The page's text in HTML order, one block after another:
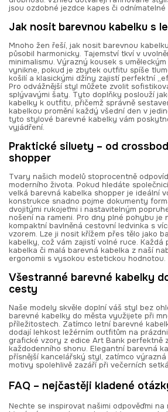
jsou ozdobné jezdce kapes či odnímatelné
Jak nosit barevnou kabelku s
Mnoho žen řeší, jak nosit barevnou
působil harmonicky. Tajemství tkví v
minimalismu. Výrazný kousek s
vynikne, pokud je zbytek outfitu spíše
košilí a klasickými džíny zajistí perfektní
Pro odvážnější styl můžete zvolit
splývavými šaty. Tyto doplňky poslouží
kabelky k outfitu, přičemž správně
kabelkou promění každý všední den v
tyto stylové barevné kabelky vám
vyjádření.
Praktické siluety – od
shopper
Tvary našich modelů stoprocentně
moderního života. Pokud hledáte
velká barevná kabelka shopper je ideální
konstrukce snadno pojme dokumenty
dvojitými rukojeťmi i nastavitelným
nošení na rameni. Pro dny plné pohybu je
kompaktní bavlněná cestovní ledvinka s
vzorem. Lze ji nosit křížem přes tělo jako
kabelky, což vám zajistí volné ruce. Každá
kabelka či malá barevná kabelka z naší
ergonomii s vysokou estetickou hodnotou.
Všestranné barevné kabelky
cesty
Naše modely skvěle doplní váš styl bez
barevné kabelky do města využijete při
příležitostech. Zatímco letní barevné
dodají lehkost ležérním outfitům na
grafické vzory z edice Art Bank perfektně
každodenního shonu. Elegantní barevná
přísnější kancelářský styl, zatímco
motivy spolehlivě zazáří při večerních
FAQ – nejčastěji kladené
Nechte se inspirovat našimi odpověďmi na